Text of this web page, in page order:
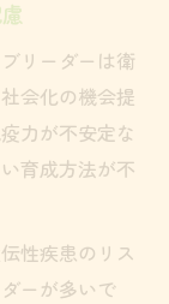
リーダーは衛
会化の機会提
力が不安定な
育成方法が不
性疾患のリス
ーが多いで